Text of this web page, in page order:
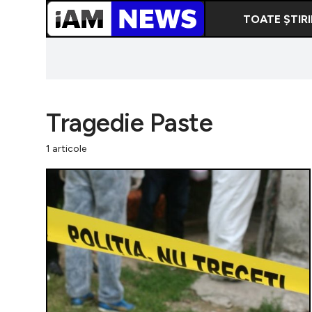
TOATE
Tragedie Paste
1 articole